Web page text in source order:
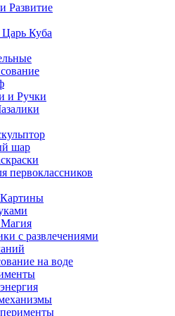
Развитие
Куба
и Ручки
шар
первоклассников
с развлечениями
на воде